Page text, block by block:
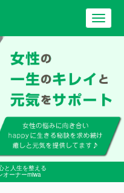
と人生を整える
オーナーmiwa